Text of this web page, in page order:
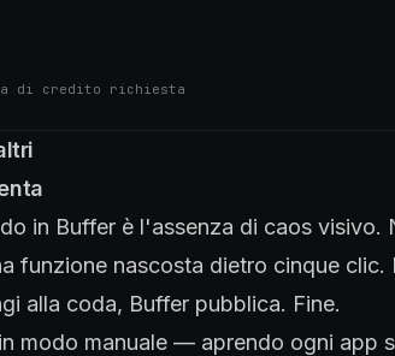
di credito richiesta
in Buffer è l'assenza di caos visivo.
funzione nascosta dietro cinque clic.
alla coda, Buffer pubblica. Fine.
modo manuale — aprendo ogni app